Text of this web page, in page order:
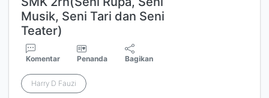
Musik, Seni Tari dan Seni
Teater)
Komentar Penanda Bagikan
Harry D Fauzi